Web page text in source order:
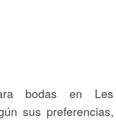
bodas en Les
sus preferencias,